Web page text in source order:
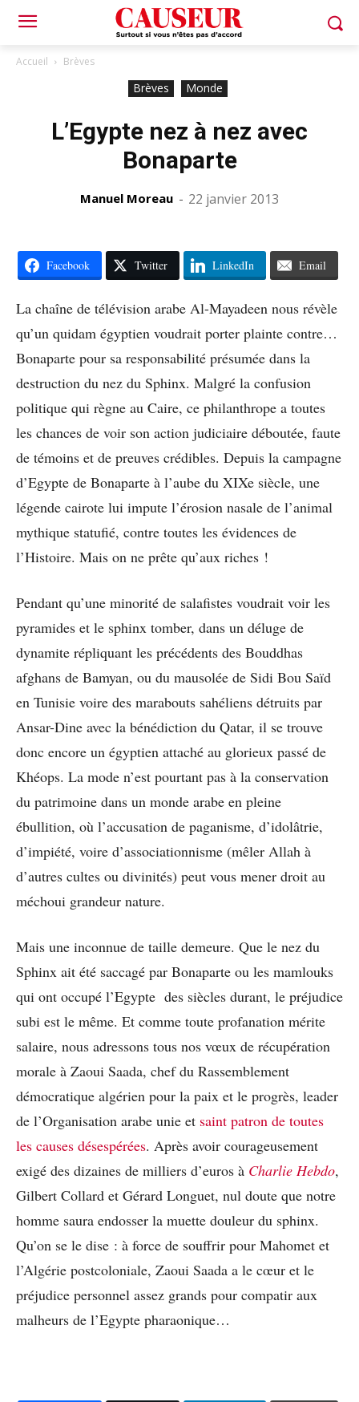
Accueil Brèves
Brèves Monde
L’Egypte nez à nez avec
Bonaparte
Manuel Moreau - 22 janvier 2013
Facebook Twitter LinkedIn Email
La chaîne de télévision arabe Al-Mayadeen nous révèle
qu’un quidam égyptien voudrait porter plainte contre…
Bonaparte pour sa responsabilité présumée dans la
destruction du nez du Sphinx. Malgré la confusion
politique qui règne au Caire, ce philanthrope a toutes
les chances de voir son action judiciaire déboutée, faute
de témoins et de preuves crédibles. Depuis la campagne
d’Egypte de Bonaparte à l’aube du XIXe siècle, une
légende cairote lui impute l’érosion nasale de l’animal
mythique statufié, contre toutes les évidences de
l’Histoire. Mais on ne prête qu’aux riches !
Pendant qu’une minorité de salafistes voudrait voir les
pyramides et le sphinx tomber, dans un déluge de
dynamite répliquant les précédents des Bouddhas
afghans de Bamyan, ou du mausolée de Sidi Bou Saïd
en Tunisie voire des marabouts sahéliens détruits par
Ansar-Dine avec la bénédiction du Qatar, il se trouve
donc encore un égyptien attaché au glorieux passé de
Khéops. La mode n’est pourtant pas à la conservation
du patrimoine dans un monde arabe en pleine
ébullition, où l’accusation de paganisme, d’idolâtrie,
d’impiété, voire d’associationnisme (mêler Allah à
d’autres cultes ou divinités) peut vous mener droit au
méchoui grandeur nature.
Mais une inconnue de taille demeure. Que le nez du
Sphinx ait été saccagé par Bonaparte ou les mamlouks
qui ont occupé l’Egypte des siècles durant, le préjudice
subi est le même. Et comme toute profanation mérite
salaire, nous adressons tous nos vœux de récupération
morale à Zaoui Saada, chef du Rassemblement
démocratique algérien pour la paix et le progrès, leader
de l’Organisation arabe unie et saint patron de toutes
les causes désespérées. Après avoir courageusement
exigé des dizaines de milliers d’euros à Charlie Hebdo,
Gilbert Collard et Gérard Longuet, nul doute que notre
homme saura endosser la muette douleur du sphinx.
Qu’on se le dise : à force de souffrir pour Mahomet et
l’Algérie postcoloniale, Zaoui Saada a le cœur et le
préjudice personnel assez grands pour compatir aux
malheurs de l’Egypte pharaonique…